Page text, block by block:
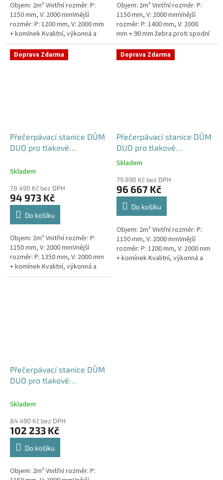
Objem: 2m³ Vnitřní rozměr: P:
1150 mm, V: 2000 mmVnější
rozměr: P: 1200 mm, V: 2000 mm
+ komínek Kvalitní, výkonná a
extrémně spolehlivá
přečerpávací stanice k
rodinným a...
Objem: 2m³ Vnitřní rozměr: P:
1150 mm, V: 2000 mmVnější
rozměr: P: 1400 mm, V: 2000
mm + 90 mm žebra proti spodní
vodě + komínek Kvalitní,
výkonná a extrémně spolehlivá...
Doprava Zdarma
Přečerpávací stanice DŮM
DUO pro tlakové
řezákem k obetonování -
Skladem
78 490 Kč bez DPH
94 973 Kč
Do košíku
Objem: 2m³ Vnitřní rozměr: P:
1150 mm, V: 2000 mmVnější
rozměr: P: 1350 mm, V: 2000 mm
+ komínek Kvalitní, výkonná a
extrémně spolehlivá
Doprava Zdarma
Přečerpávací stanice DŮM
DUO pro tlakové
kanalizace se zdvojeným
nádrž 2m3
Průměrné
produktu
je
5,0
hvězdiček.
Skladem
79 890 Kč bez DPH
96 667 Kč
Do košíku
Objem: 2m³ Vnitřní rozměr: P:
1150 mm, V: 2000 mmVnější
rozměr: P: 1200 mm, V: 2000 mm
+ komínek Kvalitní, výkonná a
Přečerpávací stanice DŮM
DUO pro tlakové
řezákem dvouplášťová -
Skladem
84 490 Kč bez DPH
102 233 Kč
Do košíku
Objem: 2m³ Vnitřní rozměr: P: